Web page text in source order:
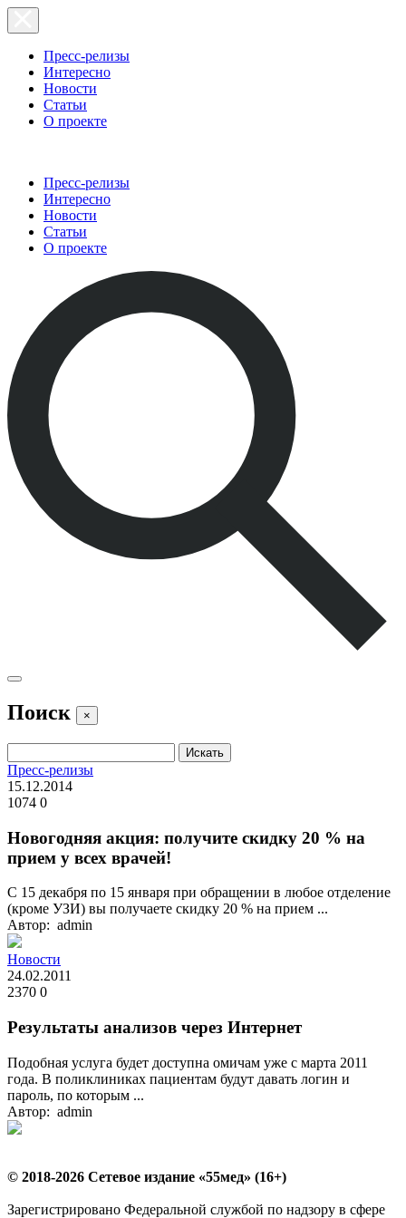
Пресс-релизы
Интересно
Новости
Статьи
О проекте
Пресс-релизы
Интересно
Новости
Статьи
О проекте
Поиск ×
Пресс-релизы
15.12.2014
1074 0
Новогодняя акция: получите скидку 20 % на
прием у всех врачей!
С 15 декабря по 15 января при обращении в любое отделение
(кроме УЗИ) вы получаете скидку 20 % на прием ...
Автор: admin
Новости
24.02.2011
2370 0
Результаты анализов через Интернет
Подобная услуга будет доступна омичам уже с марта 2011
года. В поликлиниках пациентам будут давать логин и
пароль, по которым ...
Автор: admin
© 2018-2026 Сетевое издание «55мед» (16+)
Зарегистрировано Федеральной службой по надзору в сфере